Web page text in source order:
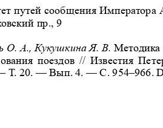
путей сообщения Императора
пр., 9
О. А., Кукушкина Я. В. Методика
поездов // Известия
Т. 20. — Вып. 4.  — С. 954–966.